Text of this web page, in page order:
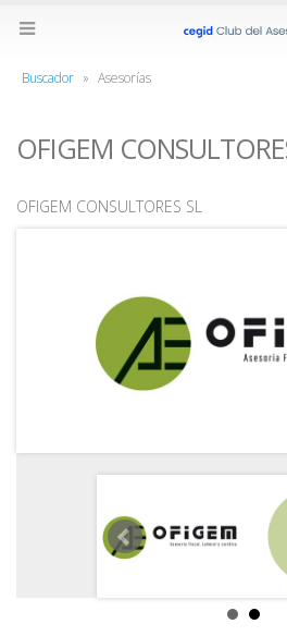
Buscador » Asesorías
OFIGEM
OFIGEM CONSULTORES SL